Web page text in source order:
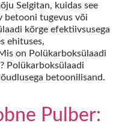
Selgitan, kuidas see
betooni tugevus või
kõrge efektiivsusega
ehituses,
on Polükarboksülaadi
Polükarboksülaadi
betoonilisand.
Pulber: